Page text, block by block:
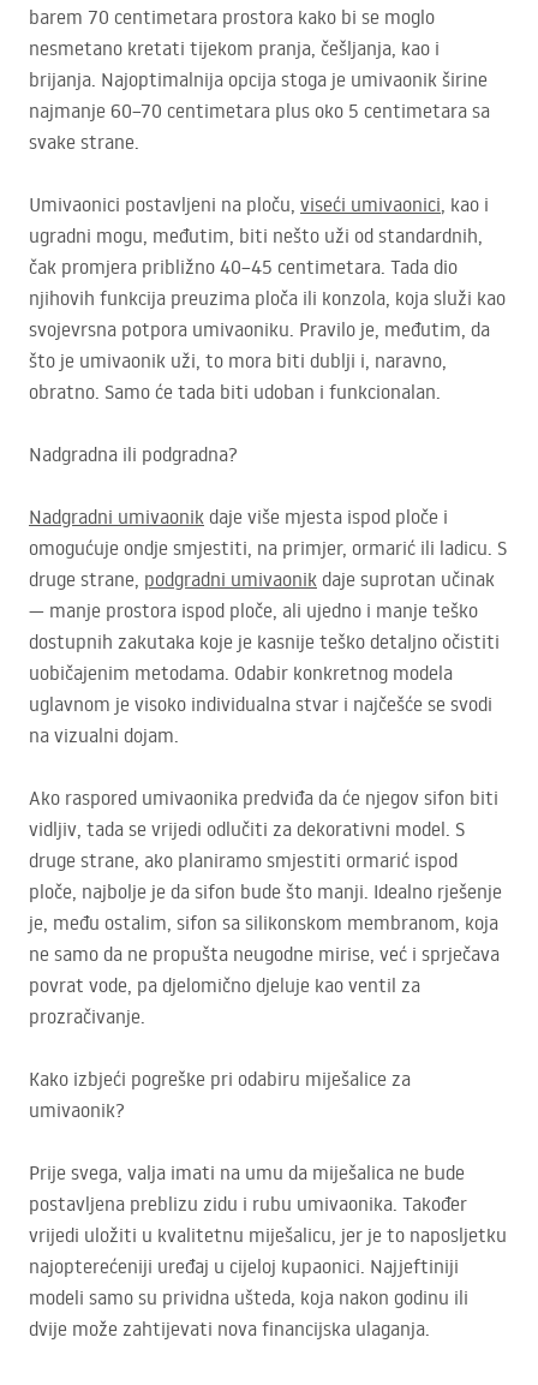
barem 70 centimetara prostora kako bi se moglo
nesmetano kretati tijekom pranja, češljanja, kao i
brijanja. Najoptimalnija opcija stoga je umivaonik širine
najmanje 60–70 centimetara plus oko 5 centimetara sa
svake strane.
Umivaonici postavljeni na ploču, viseći umivaonici, kao i
ugradni mogu, međutim, biti nešto uži od standardnih,
čak promjera približno 40–45 centimetara. Tada dio
njihovih funkcija preuzima ploča ili konzola, koja služi kao
svojevrsna potpora umivaoniku. Pravilo je, međutim, da
što je umivaonik uži, to mora biti dublji i, naravno,
obratno. Samo će tada biti udoban i funkcionalan.
Nadgradna ili podgradna?
Nadgradni umivaonik daje više mjesta ispod ploče i
omogućuje ondje smjestiti, na primjer, ormarić ili ladicu. S
druge strane, podgradni umivaonik daje suprotan učinak
— manje prostora ispod ploče, ali ujedno i manje teško
dostupnih zakutaka koje je kasnije teško detaljno očistiti
uobičajenim metodama. Odabir konkretnog modela
uglavnom je visoko individualna stvar i najčešće se svodi
na vizualni dojam.
Ako raspored umivaonika predviđa da će njegov sifon biti
vidljiv, tada se vrijedi odlučiti za dekorativni model. S
druge strane, ako planiramo smjestiti ormarić ispod
ploče, najbolje je da sifon bude što manji. Idealno rješenje
je, među ostalim, sifon sa silikonskom membranom, koja
ne samo da ne propušta neugodne mirise, već i sprječava
povrat vode, pa djelomično djeluje kao ventil za
prozračivanje.
Kako izbjeći pogreške pri odabiru miješalice za
umivaonik?
Prije svega, valja imati na umu da miješalica ne bude
postavljena preblizu zidu i rubu umivaonika. Također
vrijedi uložiti u kvalitetnu miješalicu, jer je to naposljetku
najopterećeniji uređaj u cijeloj kupaonici. Najjeftiniji
modeli samo su prividna ušteda, koja nakon godinu ili
dvije može zahtijevati nova financijska ulaganja.